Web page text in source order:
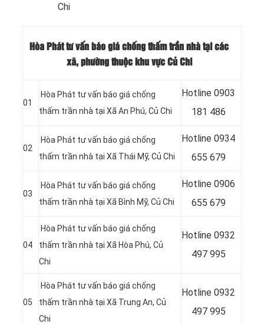
Chi
Hòa Phát tư vấn báo giá chống thấm trần nhà tại các
xã, phường thuộc khu vực Củ Chi
01
Hòa Phát tư vấn báo giá chống
thấm trần nhà tại Xã An Phú, Củ Chi
Hotline 0903
181 486
02
Hòa Phát tư vấn báo giá chống
thấm trần nhà tại Xã Thái Mỹ, Củ Chi
Hotline 0934
655 679
03
Hòa Phát tư vấn báo giá chống
thấm trần nhà tại Xã Bình Mỹ, Củ Chi
Hotline 0906
655 679
04
Hòa Phát tư vấn báo giá chống
thấm trần nhà tại Xã Hòa Phú, Củ
Chi
Hotline 0932
497 995
05
Hòa Phát tư vấn báo giá chống
thấm trần nhà tại Xã Trung An, Củ
Chi
Hotline 0932
497 995